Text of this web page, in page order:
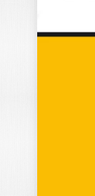
3E
ALAIN
Les
et